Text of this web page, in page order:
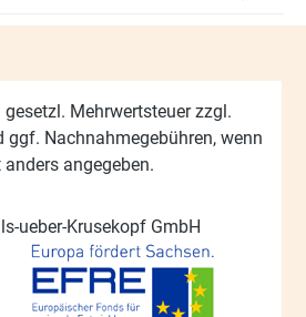
gesetzl. Mehrwertsteuer zzgl.
ggf. Nachnahmegebühren, wenn
anders angegeben.
ueber-Krusekopf GmbH